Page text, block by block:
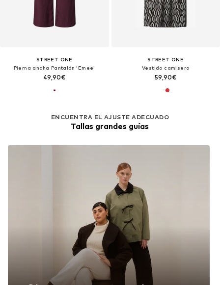
STREET ONE
Pierna ancha Pantalón 'Emee'
49,90€
STREET ONE
Vestido camisero
59,90€
ENCUENTRA EL AJUSTE ADECUADO
Tallas grandes guías